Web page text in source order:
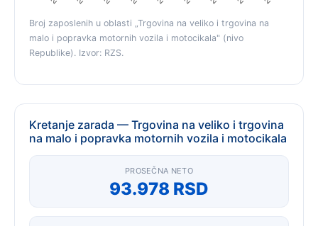
Broj zaposlenih u oblasti „Trgovina na veliko i trgovina na
malo i popravka motornih vozila i motocikala" (nivo
Republike). Izvor: RZS.
Kretanje zarada — Trgovina na veliko i trgovina
na malo i popravka motornih vozila i motocikala
PROSEČNA NETO
93.978 RSD